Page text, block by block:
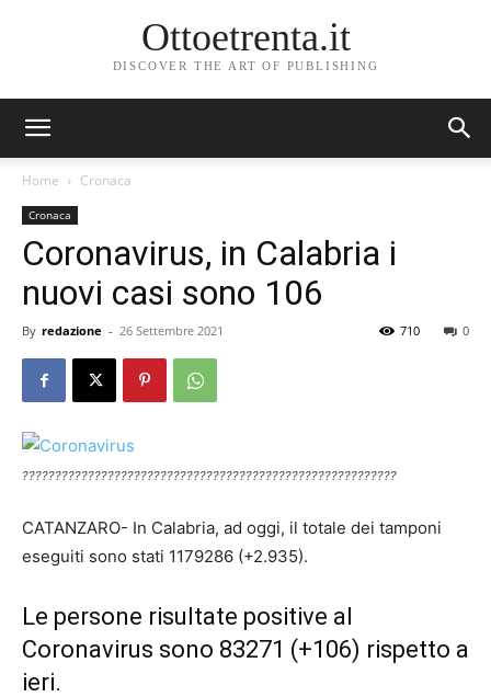
Ottoetrenta.it
DISCOVER THE ART OF PUBLISHING
Home Cronaca
Cronaca
Coronavirus, in Calabria i
nuovi casi sono 106
By redazione - 26 Settembre 2021 0
710
?????????????????????????????????????????????????????????
CATANZARO- In Calabria, ad oggi, il totale dei tamponi
eseguiti sono stati 1179286 (+2.935).
Le persone risultate positive al
Coronavirus sono 83271 (+106) rispetto a
ieri.